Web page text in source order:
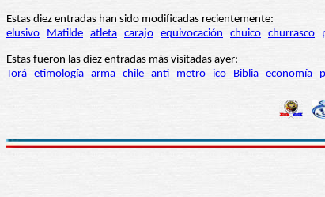
Estas diez entradas han sido modificadas recientemente:
elusivo
Matilde atleta carajo equivocación chuico churrasco
Estas fueron las diez entradas más visitadas ayer:
Torá etimología arma chile anti metro ico Biblia economía